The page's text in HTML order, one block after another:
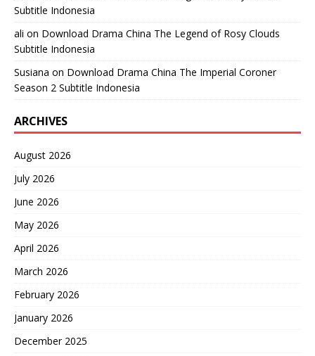
Subtitle Indonesia
ali on Download Drama China The Legend of Rosy Clouds
Subtitle Indonesia
Susiana on Download Drama China The Imperial Coroner
Season 2 Subtitle Indonesia
ARCHIVES
August 2026
July 2026
June 2026
May 2026
April 2026
March 2026
February 2026
January 2026
December 2025